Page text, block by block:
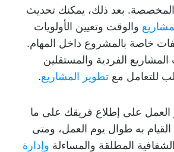
المخصصة. بعد ذلك، يمكنك تحديث
والوقت وتعيين الأولويات
خاصة بالمشروع داخل المهام.
الفردية والمستقلين
للتعامل مع تطوير المشاريع.
العمل على إطلاع فريقك على ما
به طوال يوم العمل، ومتى
المطلقة والمساءلة وإدارة